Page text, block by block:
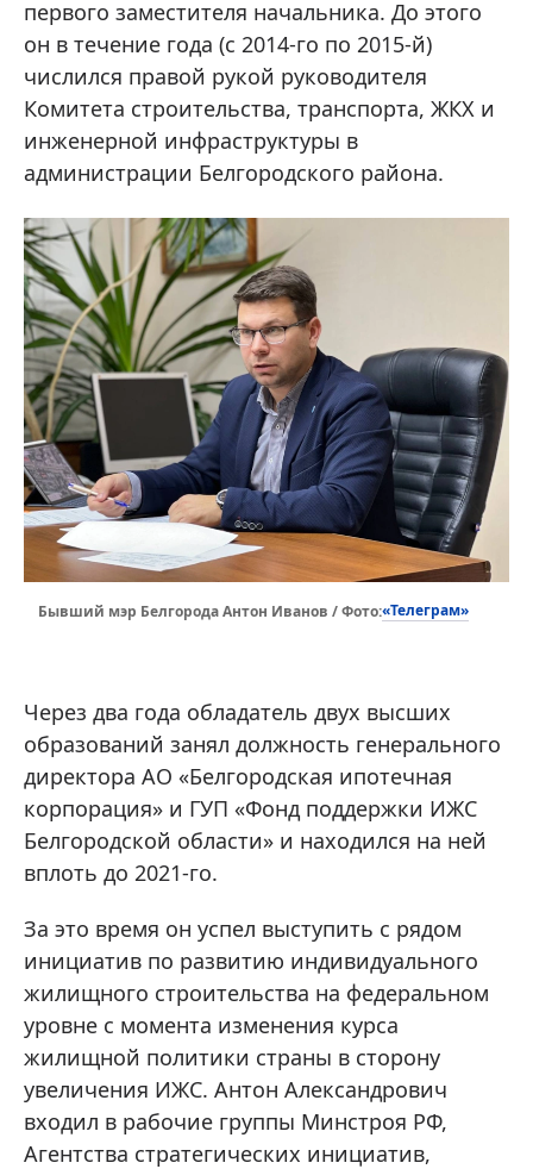
первого заместителя начальника. До этого
он в течение года (с 2014-го по 2015-й)
числился правой рукой руководителя
Комитета строительства, транспорта, ЖКХ и
инженерной инфраструктуры в
администрации Белгородского района.
Бывший мэр Белгорода Антон Иванов / Фото:«Телеграм»
Через два года обладатель двух высших
образований занял должность генерального
директора АО «Белгородская ипотечная
корпорация» и ГУП «Фонд поддержки ИЖС
Белгородской области» и находился на ней
вплоть до 2021-го.
За это время он успел выступить с рядом
инициатив по развитию индивидуального
жилищного строительства на федеральном
уровне с момента изменения курса
жилищной политики страны в сторону
увеличения ИЖС. Антон Александрович
входил в рабочие группы Минстроя РФ,
Агентства стратегических инициатив,